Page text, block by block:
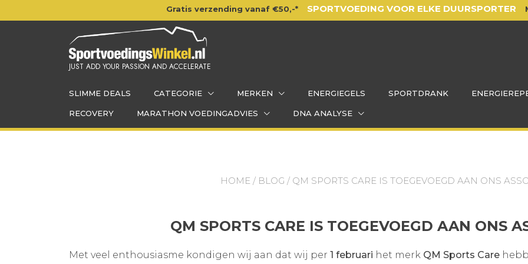
naar
Gratis verzending vanaf €50,-* SPORTVOEDING VOOR ELKE DUURSPORTER
JUST ADD YOUR PASSION AND ACCELERATE
SLIMME DEALS CATEGORIE MERKEN ENERGIEGELS SPORTDRANK
RECOVERY MARATHON VOEDINGADVIES DNA ANALYSE
HOME/ BLOG / QM SPORTS CARE IS TOEGEVOEGD AAN ONS
QM SPORTS CARE IS TOEGEVOEGD AAN ONS
Met veel enthousiasme kondigen wij aan dat wij per 1 februari het merk QM Sports Care